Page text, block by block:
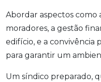
Abordar aspectos
moradores, a gestão
edifício, e a convivência
para garantir um
Um síndico preparado,